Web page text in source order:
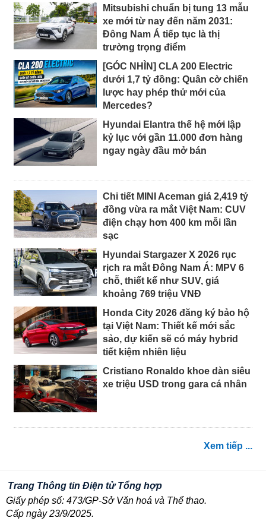
Mitsubishi chuẩn bị tung 13 mẫu
xe mới từ nay đến năm 2031:
Đông Nam Á tiếp tục là thị
trường trọng điểm
[GÓC NHÌN] CLA 200 Electric
dưới 1,7 tỷ đồng: Quân cờ chiến
lược hay phép thử mới của
Mercedes?
Hyundai Elantra thế hệ mới lập
kỷ lục với gần 11.000 đơn hàng
ngay ngày đầu mở bán
Chi tiết MINI Aceman giá 2,419 tỷ
đồng vừa ra mắt Việt Nam: CUV
điện chạy hơn 400 km mỗi lần
sạc
Hyundai Stargazer X 2026 rục
rịch ra mắt Đông Nam Á: MPV 6
chỗ, thiết kế như SUV, giá
khoảng 769 triệu VNĐ
Honda City 2026 đăng ký bảo hộ
tại Việt Nam: Thiết kế mới sắc
sảo, dự kiến sẽ có máy hybrid
tiết kiệm nhiên liệu
Cristiano Ronaldo khoe dàn siêu
xe triệu USD trong gara cá nhân
Xem tiếp ...
Trang Thông tin Điện tử Tổng hợp
Giấy phép số: 473/GP-Sở Văn hoá và Thể thao.
Cấp ngày 23/9/2025.